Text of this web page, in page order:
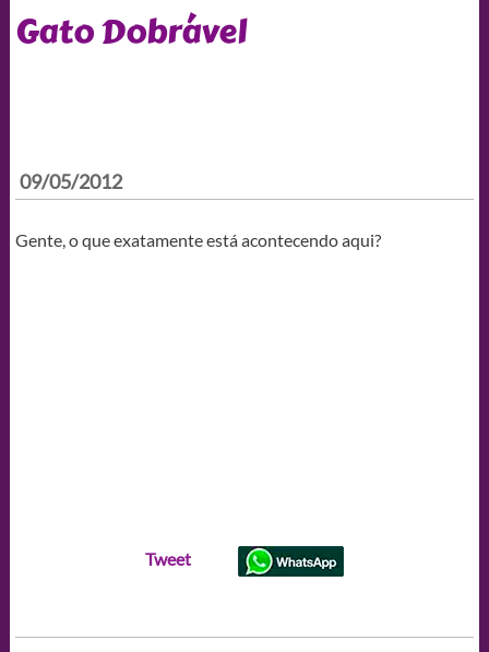
Gato Dobrável
09/05/2012
Gente, o que exatamente está acontecendo aqui?
Tweet